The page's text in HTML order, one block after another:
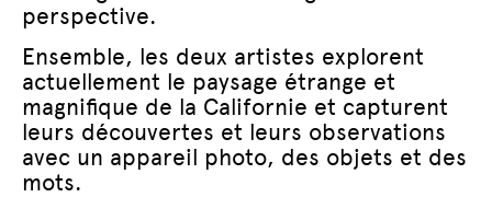
perspective.
Ensemble, les deux artistes explorent
actuellement le paysage étrange et
magnifique de la Californie et capturent
leurs découvertes et leurs observations
avec un appareil photo, des objets et des
mots.